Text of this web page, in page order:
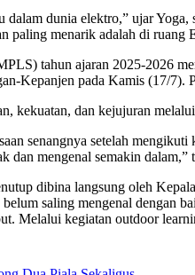
dunia elektro,” ujar
menarik adalah di
tahun ajaran 2025-2026
Kepanjen pada Kamis (17/7).
kekuatan, dan kejujuran
senangnya setelah
mengenal semakin dalam,”
dibina langsung oleh
saling mengenal dengan
Melalui kegiatan outdoor